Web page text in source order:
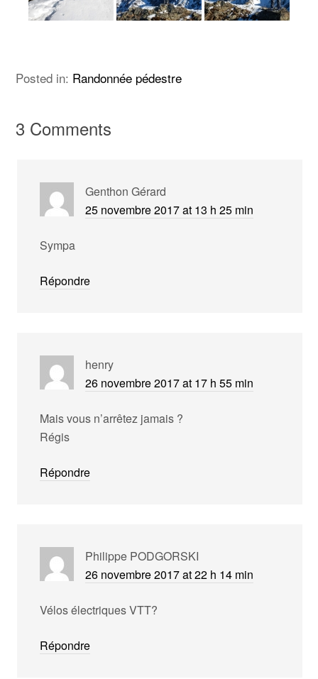
Posted in: Randonnée pédestre
3 Comments
Genthon Gérard
25 novembre 2017 at 13 h 25 min
Sympa
Répondre
henry
26 novembre 2017 at 17 h 55 min
Mais vous n’arrêtez jamais ?
Régis
Répondre
Philippe PODGORSKI
26 novembre 2017 at 22 h 14 min
Vélos électriques VTT?
Répondre